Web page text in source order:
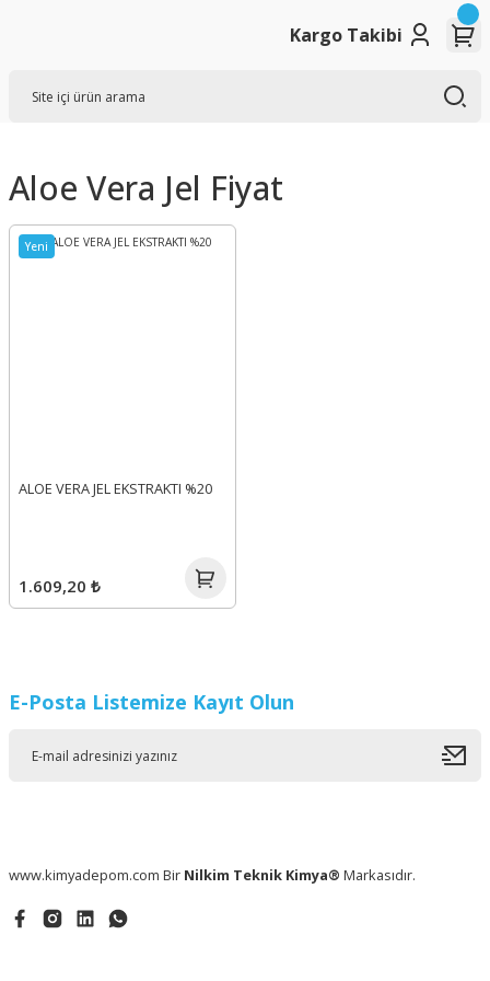
Kargo Takibi
Aloe Vera Jel Fiyat
Yeni
ALOE VERA JEL EKSTRAKTI %20
1.609,20 ₺
E-Posta Listemize Kayıt Olun
www.kimyadepom.com Bir Nilkim Teknik Kimya® Markasıdır.